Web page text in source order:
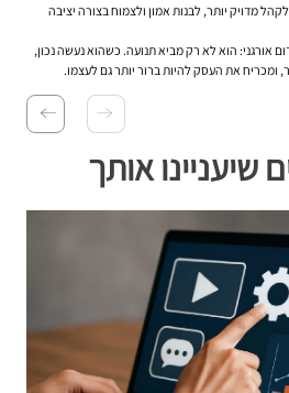
מדויק יותר, לבנות אמון ולצמוח בצורה יציבה
אורגני: הוא לא רק מביא תנועה. כשהוא נעשה נכון,
את העסק להיות ברור יותר גם לעצמו.
שיעניינו אותך